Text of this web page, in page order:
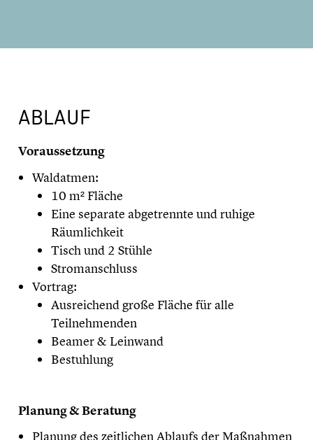
ABLAUF
Voraussetzung
Waldatmen:
10 m² Fläche
Eine separate abgetrennte und ruhige
Räumlichkeit
Tisch und 2 Stühle
Stromanschluss
Vortrag:
Ausreichend große Fläche für alle
Teilnehmenden
Beamer & Leinwand
Bestuhlung
​Planung & Beratung
Planung des zeitlichen Ablaufs der Maßnahmen